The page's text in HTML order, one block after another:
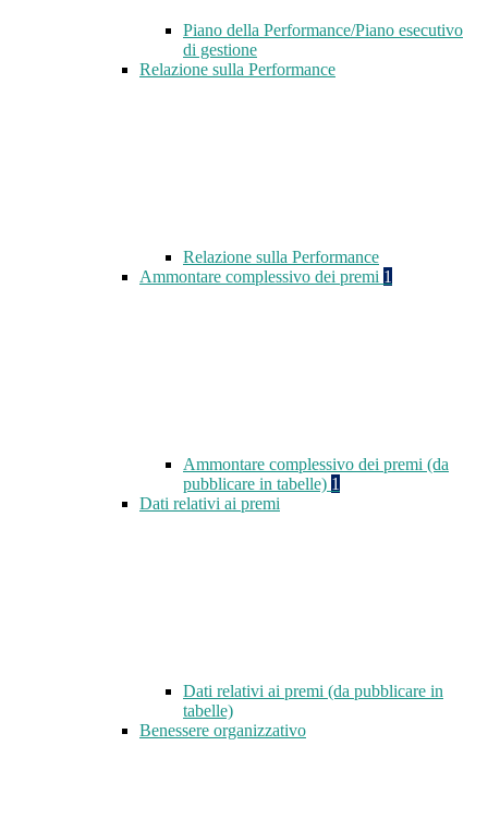
Piano della Performance/Piano esecutivo
di gestione
Relazione sulla Performance
Relazione sulla Performance
Ammontare complessivo dei premi 1
Ammontare complessivo dei premi (da
pubblicare in tabelle) 1
Dati relativi ai premi
Dati relativi ai premi (da pubblicare in
tabelle)
Benessere organizzativo